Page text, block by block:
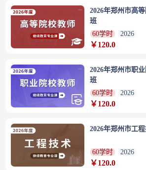
2026年郑州市高
班
60学时
2026
￥120.0
2026年郑州市职
班
60学时
2026
￥120.0
2026年郑州市工
60学时 2026
￥120.0